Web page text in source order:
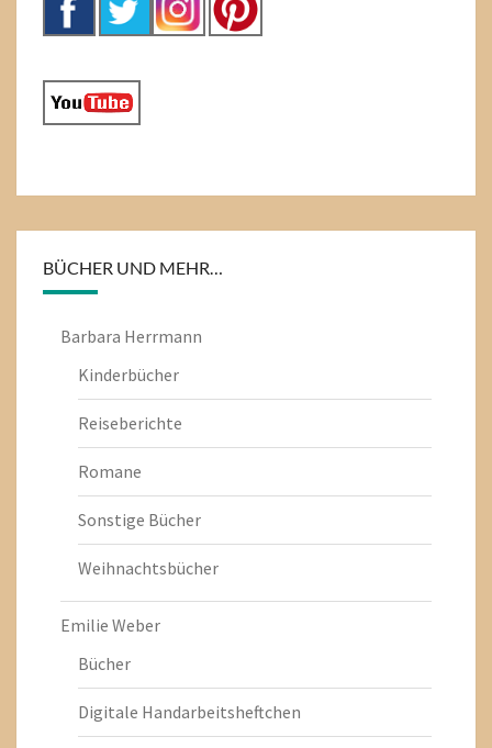
BÜCHER UND MEHR…
Barbara Herrmann
Kinderbücher
Reiseberichte
Romane
Sonstige Bücher
Weihnachtsbücher
Emilie Weber
Bücher
Digitale Handarbeitsheftchen